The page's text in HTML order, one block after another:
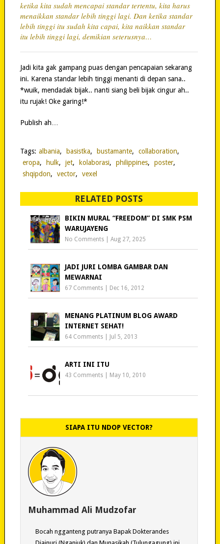
ketika kita sudah mencapai standar tertentu, kita harus
menaikkan standar lebih tinggi lagi. Dan ketika standar
lebih tinggi itu sudah kita capai, kita naikkan standar
itu lebih tinggi lagi, demikian seterusnya…
Jadi kita gak gampang puas dengan pencapaian sekarang
ini. Karena standar lebih tinggi menanti di depan sana..
*wuik, mendadak bijak.. nanti siang beli bijak cingur ah..
itu rujak! Oke garing!*
Publish ah…
Tags: albania, basistka, bustamante, collaboration,
eropa, hulk, jet, kolaborasi, philippines, poster,
shqipdon, vector, vexel
RELATED POSTS
BIKIN MURAL “FREEDOM” DI SMK PSM
WARUJAYENG
No Comments |Aug 27, 2025
JADI JURI LOMBA GAMBAR DAN
MEWARNAI
67 Comments Dec 16, 2012
MENANG PLATINUM BLOG AWARD
INTERNET SEHAT!
64 Comments Jul 5, 2013
ARTI INI ITU
43 Comments May 10, 2010
SIAPA ITU NDOP VECTOR?
Muhammad Ali Mudzofar
Bocah ngganteng putranya Bapak Dokterandes